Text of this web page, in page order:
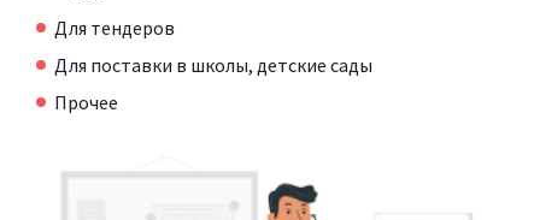
Для тендеров
Для поставки в школы, детские сады
Прочее